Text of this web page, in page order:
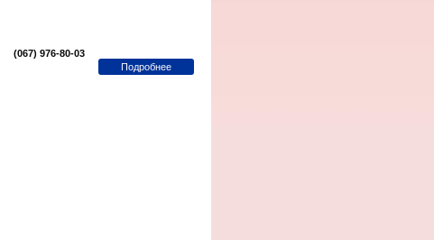
(067) 976-80-03
Подробнее